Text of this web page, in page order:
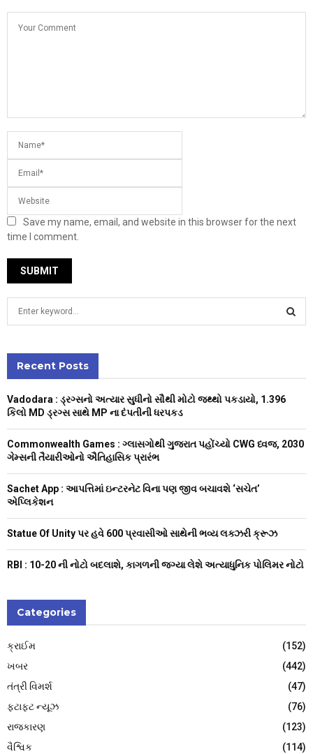
Save my name, email, and website in this browser for the next
time I comment.
h
o
C
Recent Posts
Vadodara : ડ્રગ્સનો અત્યાર સુધીનો સૌથી મોટો જથ્થો પકડાયો, 1.396
કિલો MD ડ્રગ્સ સાથે MP ના દંપતીની ધરપકડ
Commonwealth Games : ગ્લાસગોથી ગુજરાત પહોંચ્યો CWG ધ્વજ, 2030
ગેમ્સની તૈયારીઓનો ઐતિહાસિક પ્રારંભ
Sachet App : આપત્તિમાં ઇન્ટરનેટ વિના પણ જીવ બચાવશે ‘સચેત’
એપ્લિકેશન
Statue Of Unity પર હવે 600 પ્રવાસીઓ સાથેની ભવ્ય લક્ઝરી ક્રૂઝ
RBI : ₹10-20 ની નોટો બદલાશે, કાગળની જગ્યા લેશે અત્યાધુનિક પોલિમર નોટો
Categories
ક્રાઈમ
(152)
ખબર
(442)
તંત્રી વિમર્શ
(47)
ફટાફટ ન્યૂઝ
(76)
રાજકારણ
(123)
વૈશ્વિક
(114)